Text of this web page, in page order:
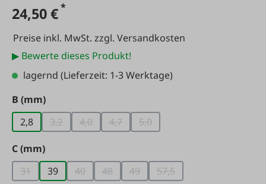
24,50 €*
Preise inkl. MwSt. zzgl. Versandkosten
▶ Bewerte dieses Produkt!
lagernd (Lieferzeit: 1-3 Werktage)
B (mm)auswählen
2,8
3,2(Diese Option ist zurzeit nicht verfügbar.)
4,0(Diese Option ist zurzeit nicht verfügbar.)
4,7(Diese Option ist zurzeit nicht
5,0(Diese Option ist zurzeit nicht
C (mm)auswählen
31(Diese Option ist zurzeit nicht verfügbar.)
39 40(Diese Option ist zurzeit nicht verfügbar.)
48(Diese Option ist zurzeit nicht
49(Diese Option ist zurzeit nicht
57,5(Diese Option ist zurzeit